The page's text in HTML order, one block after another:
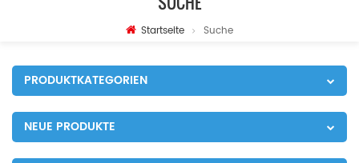
Startseite Suche
PRODUKTKATEGORIEN
NEUE PRODUKTE